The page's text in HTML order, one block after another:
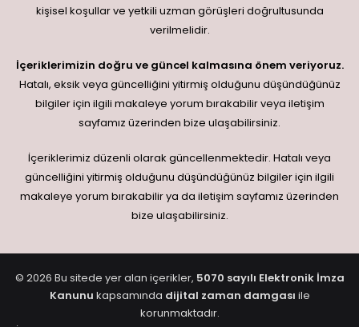
kişisel koşullar ve yetkili uzman görüşleri doğrultusunda
verilmelidir.
İçeriklerimizin doğru ve güncel kalmasına önem veriyoruz.
Hatalı, eksik veya güncelliğini yitirmiş olduğunu düşündüğünüz
bilgiler için ilgili makaleye yorum bırakabilir veya iletişim
sayfamız üzerinden bize ulaşabilirsiniz.
İçeriklerimiz düzenli olarak güncellenmektedir. Hatalı veya
güncelliğini yitirmiş olduğunu düşündüğünüz bilgiler için ilgili
makaleye yorum bırakabilir ya da iletişim sayfamız üzerinden
bize ulaşabilirsiniz.
© 2026 Bu sitede yer alan içerikler, 5070 sayılı Elektronik İmza
Kanunu kapsamında dijital zaman damgası ile
korunmaktadır.